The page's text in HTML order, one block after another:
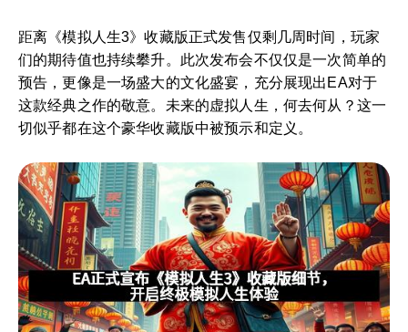
距离《模拟人生3》收藏版正式发售仅剩几周时间，玩家
们的期待值也持续攀升。此次发布会不仅仅是一次简单的
预告，更像是一场盛大的文化盛宴，充分展现出EA对于
这款经典之作的敬意。未来的虚拟人生，何去何从？这一
切似乎都在这个豪华收藏版中被预示和定义。